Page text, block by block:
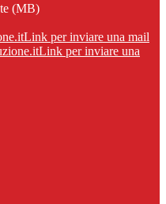
(MB)
Link per inviare una mail
Link per inviare una